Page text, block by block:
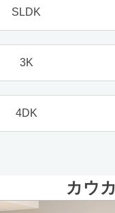
SLDK
3K
4DK
カウ